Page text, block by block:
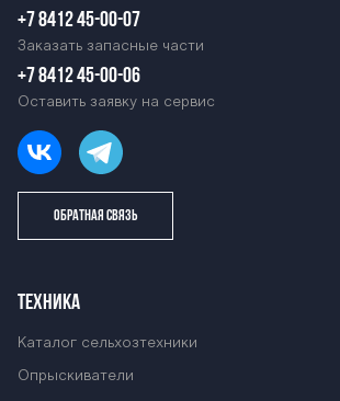
+7 8412 45-00-07
Заказать запасные части
+7 8412 45-00-06
Оставить заявку на сервис
ОБРАТНАЯ СВЯЗЬ
ТЕХНИКА
Каталог сельхозтехники
Опрыскиватели